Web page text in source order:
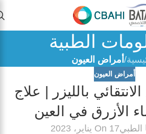
الطبية
/ أمراض العيون
أمراض العيون
بالليزر | علاج
الأزرق في العين
الطبيOn 17 يناير، 2023